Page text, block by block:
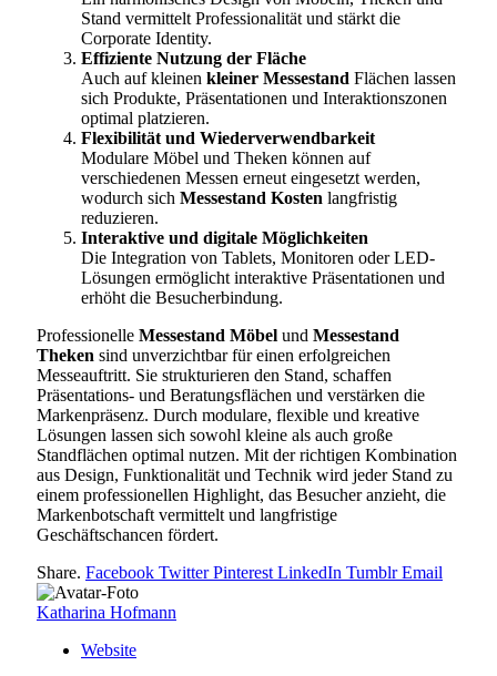
Stand vermittelt Professionalität und stärkt die
Corporate Identity.
Effiziente Nutzung der Fläche
Auch auf kleinen kleiner Messestand Flächen lassen
sich Produkte, Präsentationen und Interaktionszonen
optimal platzieren.
Flexibilität und Wiederverwendbarkeit
Modulare Möbel und Theken können auf
verschiedenen Messen erneut eingesetzt werden,
wodurch sich Messestand Kosten langfristig
reduzieren.
Interaktive und digitale Möglichkeiten
Die Integration von Tablets, Monitoren oder LED-
Lösungen ermöglicht interaktive Präsentationen und
erhöht die Besucherbindung.
Professionelle Messestand Möbel und Messestand
Theken sind unverzichtbar für einen erfolgreichen
Messeauftritt. Sie strukturieren den Stand, schaffen
Präsentations- und Beratungsflächen und verstärken die
Markenpräsenz. Durch modulare, flexible und kreative
Lösungen lassen sich sowohl kleine als auch große
Standflächen optimal nutzen. Mit der richtigen Kombination
aus Design, Funktionalität und Technik wird jeder Stand zu
einem professionellen Highlight, das Besucher anzieht, die
Markenbotschaft vermittelt und langfristige
Geschäftschancen fördert.
Share. Facebook Twitter Pinterest LinkedIn Tumblr Email
Katharina Hofmann
Website